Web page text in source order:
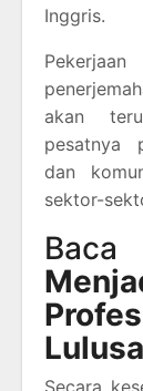
Inggris.
akan
pesatnya
dan
sektor-
Secara